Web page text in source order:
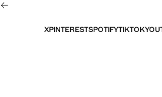
TIKTOK
SPOTIFY
PINTEREST
X